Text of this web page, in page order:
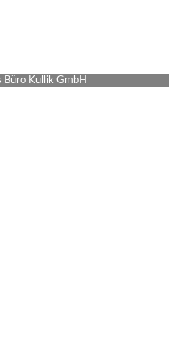
Kullik GmbH